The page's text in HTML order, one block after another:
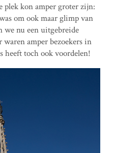
plek kon amper groter zijn:
om ook maar glimp van
we nu een uitgebreide
amper bezoekers in
heeft toch ook voordelen!